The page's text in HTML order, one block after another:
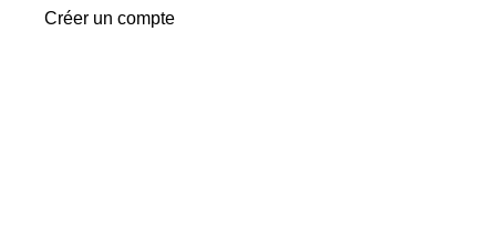
Créer un compte